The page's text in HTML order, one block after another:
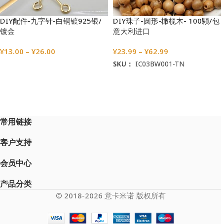
DIY配件-九字针-白铜镀925银/
镀金
¥13.00 – ¥26.00
DIY珠子-圆形-橄榄木- 100颗/包
意大利进口
¥23.99 – ¥62.99
SKU： IC03BW001-TN
常用链接
客户支持
会员中心
产品分类
© 2018-2026 意卡米诺 版权所有